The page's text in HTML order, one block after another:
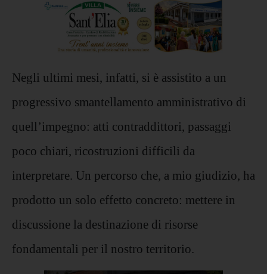
Negli ultimi mesi, infatti, si è assistito a un
progressivo smantellamento amministrativo di
quell’impegno: atti contraddittori, passaggi
poco chiari, ricostruzioni difficili da
interpretare. Un percorso che, a mio giudizio, ha
prodotto un solo effetto concreto: mettere in
discussione la destinazione di risorse
fondamentali per il nostro territorio.